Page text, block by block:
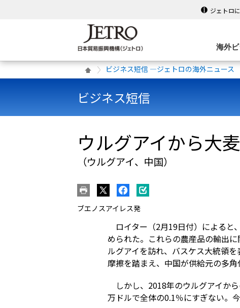
ジェトロ
海外
ビジネス短信 ―ジェトロの海外ニュース
ビジネス短信
ウルグアイから大
（ウルグアイ、中国）
ブエノスアイレス発
ロイター（2月19日付）による
められた。これらの農産品の輸出
ルグアイを訪れ、バスケス大統領
摩擦を踏まえ、中国が供給元の多
しかし、2018年のウルグアイか
万ドルで全体の0.1％にすぎない。